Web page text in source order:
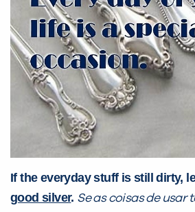
If the everyday stuff is still dirty,
good silver. Se as coisas de usar